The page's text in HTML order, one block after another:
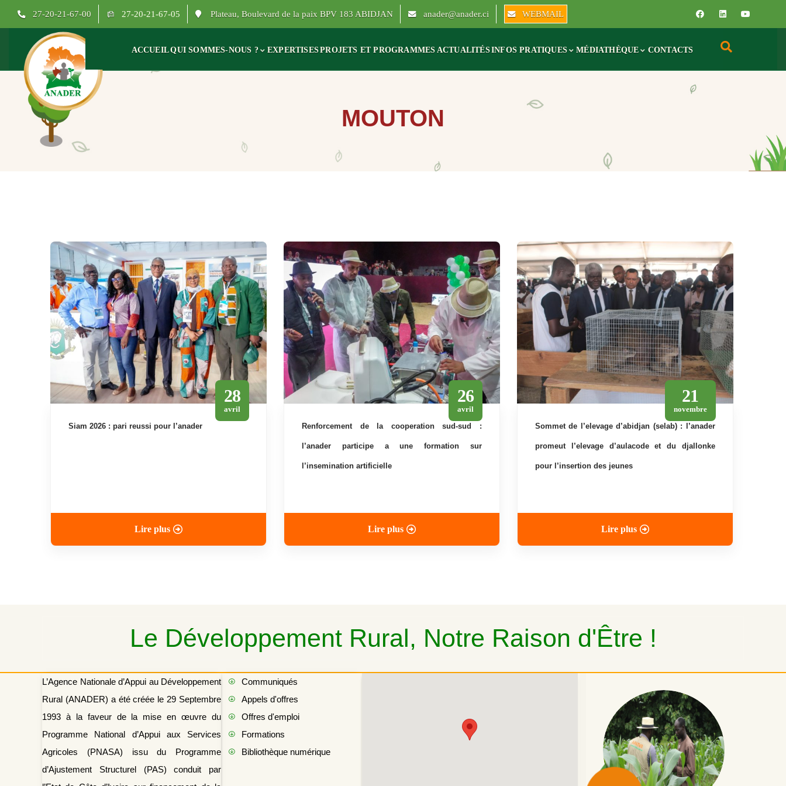
27-20-21-67-00 27-20-21-67-05 Plateau, Boulevard de la paix BPV 183 ABIDJAN anader@anader.ci WEBMAIL
ACCUEILQUI SOMMES-NOUS ? EXPERTISESPROJETS ET PROGRAMMES ACTUALITÉSINFOS PRATIQUES MÉDIATHÈQUE CONTACTS
MOUTON
28
avril
siam 2026 : pari reussi pour l’anader
Lire plus
26
avril
renforcement de la cooperation sud-sud :
l’anader participe a une formation sur
l’insemination artificielle
Lire plus
21
novembre
sommet de l’elevage d’abidjan (selab) : l’anader
promeut l’elevage d’aulacode et du djallonke
pour l’insertion des jeunes
Lire plus
Le Développement Rural, Notre Raison d'Être !
L’Agence Nationale d’Appui au Développement
Rural (ANADER) a été créée le 29 Septembre
1993 à la faveur de la mise en œuvre du
Programme National d’Appui aux Services
Agricoles (PNASA) issu du Programme
d’Ajustement Structurel (PAS) conduit par
Communiqués
Appels d'offres
Offres d'emploi
Formations
Bibliothèque numérique